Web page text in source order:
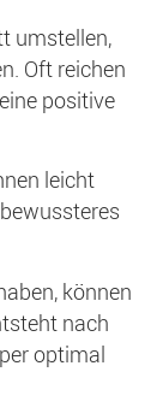
umstellen,
Oft reichen
positive
leicht
können
nach
optimal